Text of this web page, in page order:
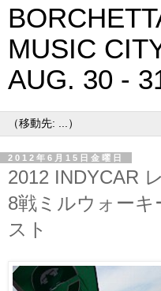
MUSIC
AUG. 30 -
2012年6月15日金曜日
2012 INDYCAR
8戦ミルウォーキ
スト